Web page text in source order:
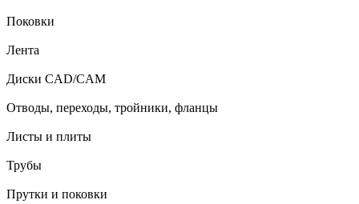
Поковки
Лента
Диски CAD/CAM
Отводы, переходы, тройники, фланцы
Листы и плиты
Трубы
Прутки и поковки